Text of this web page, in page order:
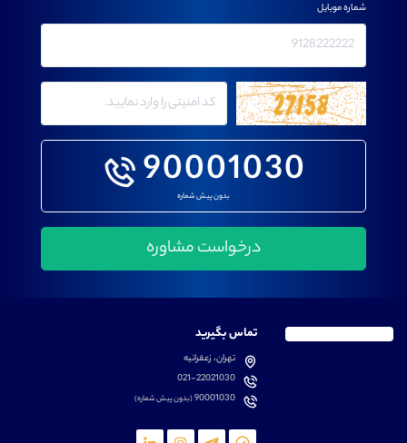
90001030
بدون پیش شماره
شماره موبایل
تماس بگیرید
تهران، زعفرانیه
021-22021030
90001030(بدون پیش شماره)